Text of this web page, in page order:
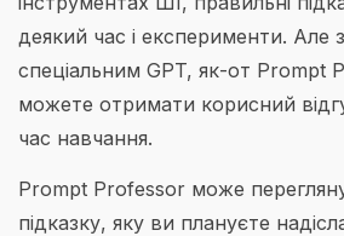
деякий час і експерименти. Але
спеціальним GPT, як-от Prompt
можете отримати корисний
час навчання.
Prompt Professor може
підказку, яку ви плануєте